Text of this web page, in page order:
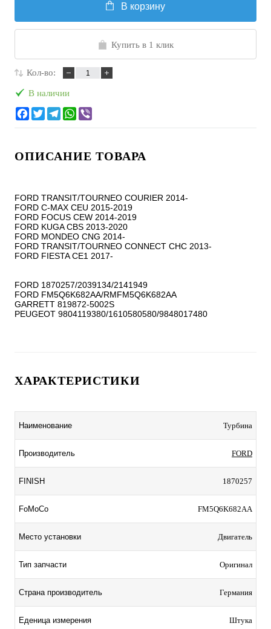
В корзину
Купить в 1 клик
Кол-во:
В наличии
ОПИСАНИЕ ТОВАРА
FORD TRANSIT/TOURNEO COURIER 2014-
FORD C-MAX CEU 2015-2019
FORD FOCUS CEW 2014-2019
FORD KUGA CBS 2013-2020
FORD MONDEO CNG 2014-
FORD TRANSIT/TOURNEO CONNECT CHC 2013-
FORD FIESTA CE1 2017-
FORD 1870257/2039134/2141949
FORD FM5Q6K682AA/RMFM5Q6K682AA
GARRETT 819872-5002S
ХАРАКТЕРИСТИКИ
Наименование Турбина
Производитель FORD
FINISH 1870257
FoMoCo FM5Q6K682AA
Место установки Двигатель
Тип запчасти Оригинал
Страна производитель Германия
Еденица измерения Штука